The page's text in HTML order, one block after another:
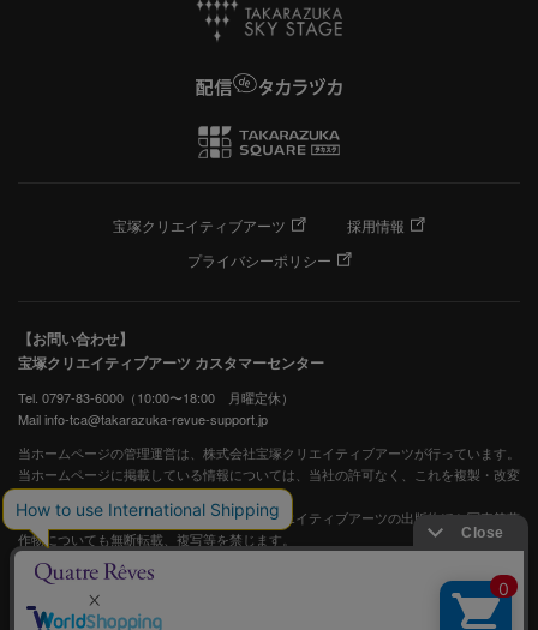
宝塚クリエイティブアーツ
採用情報
プライバシーポリシー
【お問い合わせ】
宝塚クリエイティブアーツ カスタマーセンター
Tel. 0797-83-6000（10:00〜18:00 月曜定休）
Mail info-tca@takarazuka-revue-support.jp
当ホームページの管理運営は、株式会社宝塚クリエイティブアーツが行っています。
当ホームページに掲載している情報については、当社の許可なく、これを複製・改変
することを固く禁止します。
また、阪急電鉄並びに宝塚歌劇団、宝塚クリエイティブアーツの出版物ほか写真等著
作物についても無断転載、複写等を禁じます。
宝塚歌劇公式ホームページ
JASRAC許諾番号：S0507081515